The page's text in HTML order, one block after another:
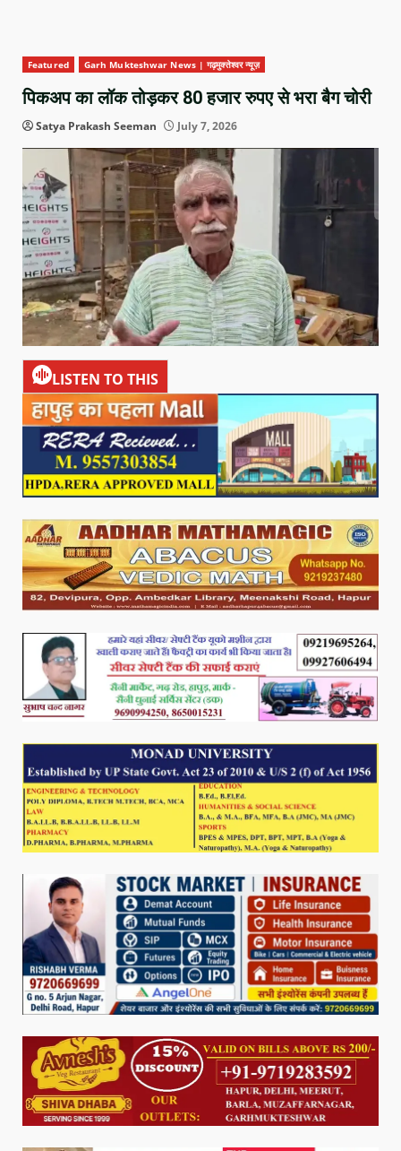
Featured Garh Mukteshwar News | गढ़मुक्तेश्वर न्यूज़
पिकअप का लॉक तोड़कर 80 हजार रुपए से भरा बैग चोरी
Satya Prakash Seeman July 7, 2026
LISTEN TO THIS